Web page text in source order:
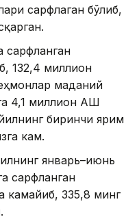
сарфлаган бўлиб,
сарфланган
132,4 миллион
маданий
4,1 миллион АҚШ
биринчи ярим
кам.
январь–июнь
сарфланган
камайиб, 335,8 минг